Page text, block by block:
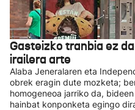
Gasteizko tranbia ez
irailera arte
Alaba Jeneralaren eta
obrek eragin dute mozketa;
homogeneoa jarriko da,
hainbat konponketa egingo